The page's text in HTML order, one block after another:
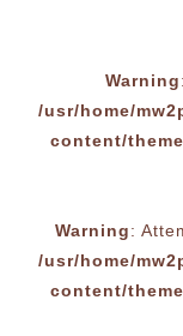
Warning
/usr/home/
content/
Warning:
/usr/home/
content/